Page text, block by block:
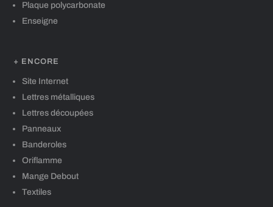
Plaque polycarbonate
Enseigne
+ ENCORE
Site Internet
Lettres métalliques
Lettres découpées
Panneaux
Banderoles
Oriflamme
Mange Debout
Textiles